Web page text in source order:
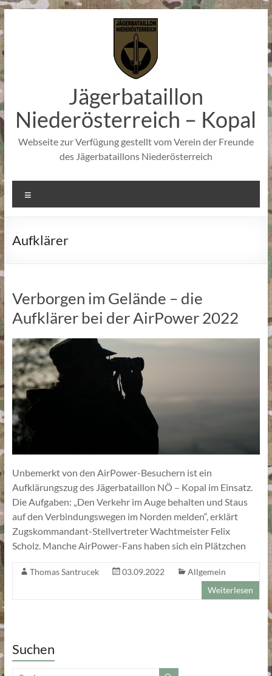
Zum
springen
Jägerbataillon
Niederösterreich – Kopal
Webseite zur Verfügung gestellt vom Verein der Freunde
des Jägerbataillons Niederösterreich
Aufklärer
Verborgen im Gelände – die
Aufklärer bei der AirPower 2022
Unbemerkt von den AirPower-Besuchern ist ein
Aufklärungszug des Jägerbataillon NÖ – Kopal im Einsatz.
Die Aufgaben: „Den Verkehr im Auge behalten und Staus
auf den Verbindungswegen im Norden melden“, erklärt
Zugskommandant-Stellvertreter Wachtmeister Felix
Scholz. Manche AirPower-Fans haben sich ein Plätzchen
Thomas Santrucek 03.09.2022
Allgemein
Weiterlesen
Suchen